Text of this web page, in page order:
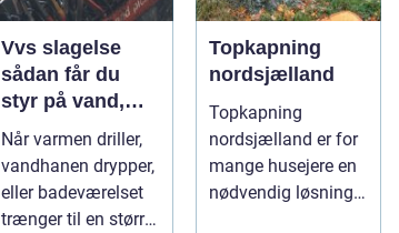
Vvs slagelse
sådan får du
styr på vand,
varme og energi
i din bolig
Når varmen driller,
vandhanen drypper,
eller badeværelset
trænger til en større
Topkapning
nordsjælland
Topkapning
nordsjælland er for
mange husejere en
nødvendig løsning,